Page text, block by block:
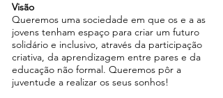
Visão
Queremos uma sociedade em que os e a as
jovens tenham espaço para criar um futuro
solidário e inclusivo, através da participação
criativa, da aprendizagem entre pares e da
educação não formal. Queremos pôr a
juventude a realizar os seus sonhos!